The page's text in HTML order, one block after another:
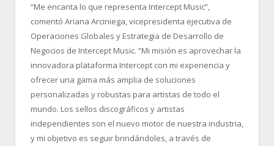
“Me encanta lo que representa Intercept Music”,
comentó Ariana Arciniega, vicepresidenta ejecutiva de
Operaciones Globales y Estrategia de Desarrollo de
Negocios de Intercept Music. “Mi misión es aprovechar la
innovadora plataforma Intercept con mi experiencia y
ofrecer una gama más amplia de soluciones
personalizadas y robustas para artistas de todo el
mundo. Los sellos discográficos y artistas
independientes son el nuevo motor de nuestra industria,
y mi objetivo es seguir brindándoles, a través de